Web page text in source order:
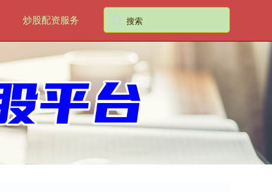
炒股配资服务